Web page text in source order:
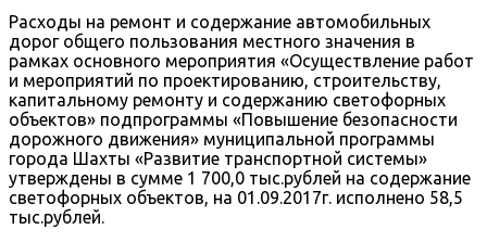
Расходы на ремонт и содержание автомобильных
дорог общего пользования местного значения в
рамках основного мероприятия «Осуществление работ
и мероприятий по проектированию, строительству,
капитальному ремонту и содержанию светофорных
объектов» подпрограммы «Повышение безопасности
дорожного движения» муниципальной программы
города Шахты «Развитие транспортной системы»
утверждены в сумме 1 700,0 тыс.рублей на содержание
светофорных объектов, на 01.09.2017г. исполнено 58,5
тыс.рублей.